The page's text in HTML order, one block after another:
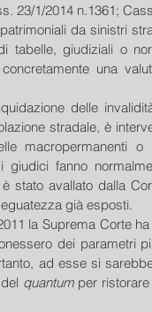
23/1/2014 n.1361;
da sinistri
tabelle, giudiziali o
una
delle
stradale, è
macropermanenti
fanno
stato avallato dalla
già esposti.
la Suprema Corte
dei parametri
ad esse si
quantum per